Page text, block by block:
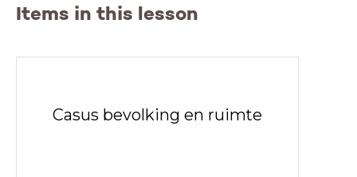
Items in this lesson
Casus bevolking en ruimte